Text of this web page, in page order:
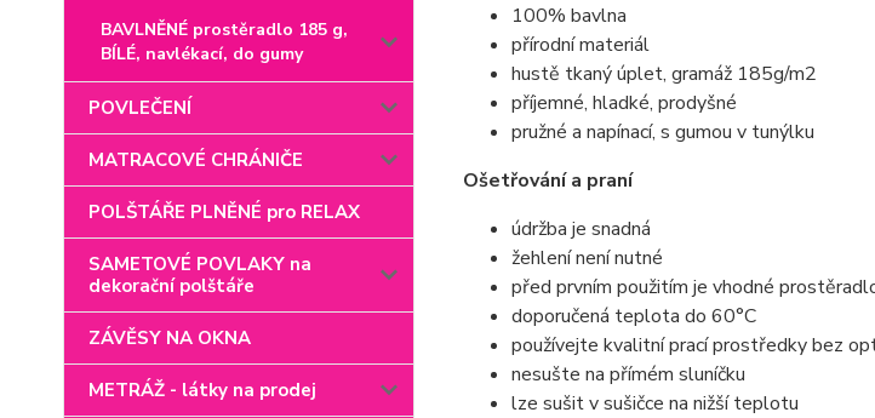
BAVLNĚNÉ prostěradlo 185 g,
BÍLÉ, navlékací, do gumy
POVLEČENÍ
MATRACOVÉ CHRÁNIČE
POLŠTÁŘE PLNĚNÉ pro RELAX
SAMETOVÉ POVLAKY na
dekorační polštáře
ZÁVĚSY NA OKNA
METRÁŽ - látky na prodej
100% bavlna
přírodní materiál
hustě tkaný úplet, gramáž 185g/m2
příjemné, hladké, prodyšné
pružné a napínací, s gumou v tunýlku
Ošetřování a praní
údržba je snadná
žehlení není nutné
před prvním použitím je vhodné
doporučená teplota do 60°C
používejte kvalitní prací prostředky bez
nesušte na přímém sluníčku
lze sušit v sušičce na nižší teplotu